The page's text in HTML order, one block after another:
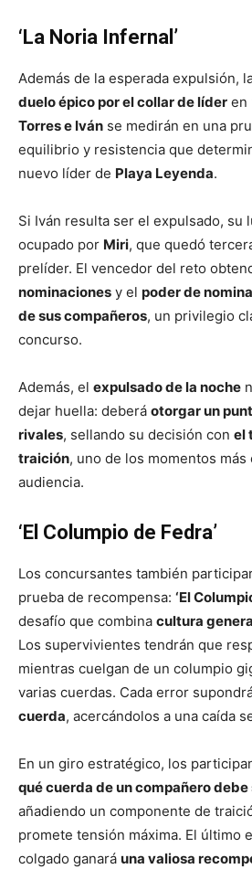
‘La Noria Infernal’
Además de la esperada expulsión,
duelo épico por el collar de líder en
Torres e Iván se medirán en una
equilibrio y resistencia que
nuevo líder de Playa Leyenda.
Si Iván resulta ser el expulsado, su
ocupado por Miri, que quedó
prelíder. El vencedor del reto
nominaciones y el poder de
de sus compañeros, un privilegio
concurso.
Además, el expulsado de la noche
dejar huella: deberá otorgar un
rivales, sellando su decisión con el
traición, uno de los momentos
audiencia.
‘El Columpio de Fedra’
Los concursantes también
prueba de recompensa: ‘El
desafío que combina cultura
Los supervivientes tendrán que
mientras cuelgan de un columpio
varias cuerdas. Cada error
cuerda, acercándolos a una caída
En un giro estratégico, los
qué cuerda de un compañero
añadiendo un componente de
promete tensión máxima. El último
colgado ganará una valiosa